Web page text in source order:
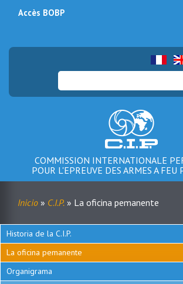
Buscar
COMMISSION INTERNATIONALE
POUR L'EPREUVE DES ARMES A FEU
du
compte
l'utilisateur
Accès BOBP
Sobrescribir
enlaces
de
ayuda
Inicio C.I.P. La oficina pemanente
Menu
C.I.P.
Historia de la C.I.P.
La oficina pemanente
Organigrama